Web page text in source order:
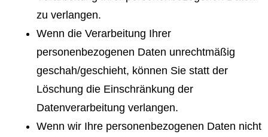
zu verlangen.
Wenn die Verarbeitung Ihrer
personenbezogenen Daten unrechtmäßig
geschah/geschieht, können Sie statt der
Löschung die Einschränkung der
Datenverarbeitung verlangen.
Wenn wir Ihre personenbezogenen Daten nicht